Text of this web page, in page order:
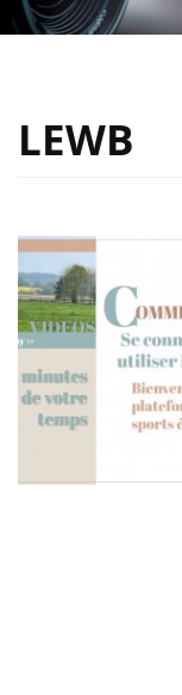
LEWB